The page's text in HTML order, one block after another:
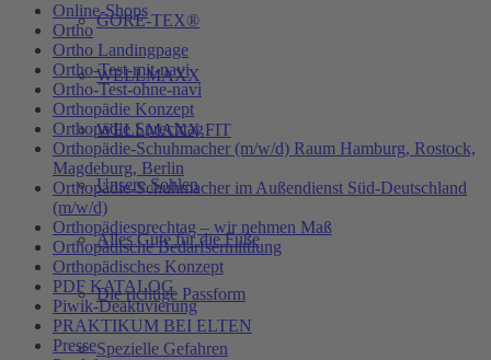
GORE-TEX®
WELLMAXX
WELLMAXX FIT
Unsere Sohlen
Alles Gute für die Füße
Die richtige Passform
Spezielle Gefahren
Online-Shops
Ortho
Ortho Landingpage
Ortho-Test-mit-navi
Ortho-Test-ohne-navi
Orthopädie Konzept
Orthopädie Sprechtag
Orthopädie-Schuhmacher (m/w/d) Raum Hamburg, Rostock,
Magdeburg, Berlin
Orthopädie-Schuhmacher im Außendienst Süd-Deutschland
(m/w/d)
Orthopädiesprechtag – wir nehmen Maß
Orthopädische Bedarfsermittlung
Orthopädisches Konzept
PDF KATALOG
Piwik-Deaktivierung
PRAKTIKUM BEI ELTEN
Presse